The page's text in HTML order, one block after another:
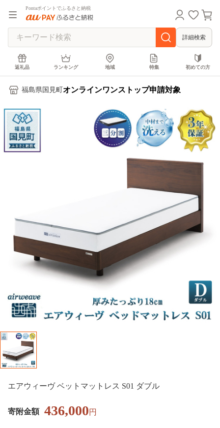
Pontaポイントでふるさと納税
詳細検索
返礼品 ランキング 地域 特集 初めての方
福島県国見町 オンラインワンストップ申請対象
エアウィーヴ ベットマットレス S01 ダブル
寄附金額 436,000円